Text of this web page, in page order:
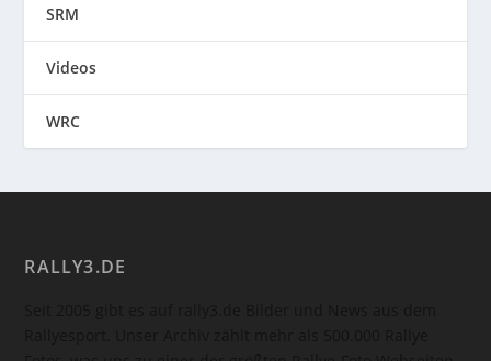
SRM
Videos
WRC
RALLY3.DE